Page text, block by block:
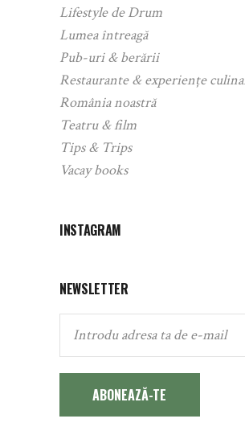
Lifestyle de Drum
Lumea întreagă
Pub-uri & berării
Restaurante & experiențe
România noastră
Teatru & film
Tips & Trips
Vacay books
INSTAGRAM
NEWSLETTER
ABONEAZĂ-TE